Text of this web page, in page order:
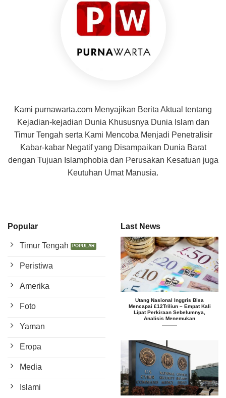
Kami purnawarta.com Menyajikan Berita Aktual tentang
Kejadian-kejadian Dunia Khususnya Dunia Islam dan
Timur Tengah serta Kami Mencoba Menjadi Penetralisir
Kabar-kabar Negatif yang Disampaikan Dunia Barat
dengan Tujuan Islamphobia dan Perusakan Kesatuan juga
Keutuhan Umat Manusia.
Popular
Timur Tengah
Peristiwa
Amerika
Foto
Yaman
Eropa
Media
Islami
Last News
Utang Nasional Inggris Bisa
Mencapai £12Triliun – Empat Kali
Lipat Perkiraan Sebelumnya,
Analisis Menemukan